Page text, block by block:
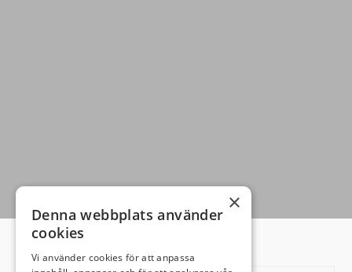
×
Denna webbplats använder
cookies
Vi använder cookies för att anpassa